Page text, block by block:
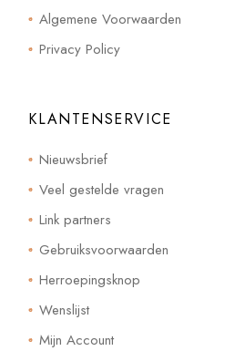
Algemene Voorwaarden
Privacy Policy
KLANTENSERVICE
Nieuwsbrief
Veel gestelde vragen
Link partners
Gebruiksvoorwaarden
Herroepingsknop
Wenslijst
Mijn Account